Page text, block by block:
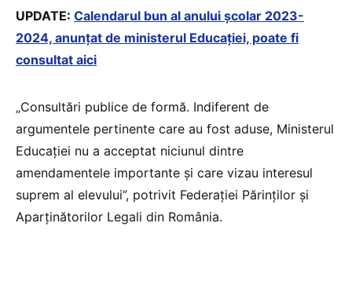
UPDATE: Calendarul bun al anului școlar 2023-
2024, anunțat de ministerul Educației, poate fi
consultat aici
„Consultări publice de formă. Indiferent de
argumentele pertinente care au fost aduse, Ministerul
Educației nu a acceptat niciunul dintre
amendamentele importante și care vizau interesul
suprem al elevului”, potrivit Federației Părinților și
Aparținătorilor Legali din România.